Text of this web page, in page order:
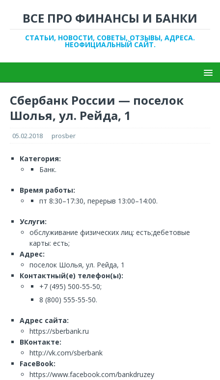
ВСЕ ПРО ФИНАНСЫ И БАНКИ
СТАТЬИ, НОВОСТИ, СОВЕТЫ, ОТЗЫВЫ, АДРЕСА.
НЕОФИЦИАЛЬНЫЙ САЙТ.
Сбербанк России — поселок
Шолья, ул. Рейда, 1
05.02.2018 prosber
Категория:
Банк.
Время работы:
пт 8:30–17:30, перерыв 13:00–14:00.
Услуги:
обслуживание физических лиц: есть;дебетовые
карты: есть;
Адрес:
поселок Шолья, ул. Рейда, 1
Контактный(е) телефон(ы):
+7 (495) 500-55-50;
8 (800) 555-55-50.
Адрес сайта:
https://sberbank.ru
ВКонтакте:
http://vk.com/sberbank
FaceBook:
https://www.facebook.com/bankdruzey